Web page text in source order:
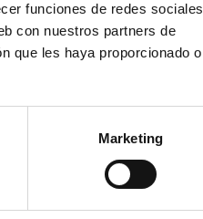
funciones de redes sociales
con nuestros partners de
que les haya proporcionado o
Marketing